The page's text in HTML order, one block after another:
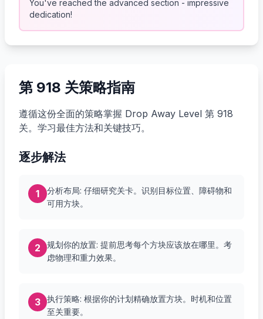
You've reached the advanced section - impressive
dedication!
第 918 关策略指南
遵循这份全面的策略掌握 Drop Away Level 第 918
关。学习最佳方法和关键技巧。
逐步解法
1
分析布局: 仔细研究关卡。识别目标位置、障碍物和
可用方块。
2
规划你的放置: 提前思考每个方块应该放在哪里。考
虑物理和重力效果。
3
执行策略: 根据你的计划精确放置方块。时机和位置
至关重要。